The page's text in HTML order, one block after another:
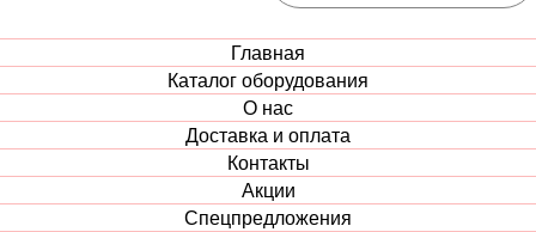
Главная
Каталог оборудования
О нас
Доставка и оплата
Контакты
Акции
Спецпредложения